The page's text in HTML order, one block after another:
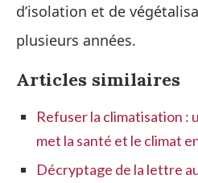
d’isolation et de
plusieurs années.
Articles similaires
Refuser la climatisation :
met la santé et le climat
Décryptage de la lettre